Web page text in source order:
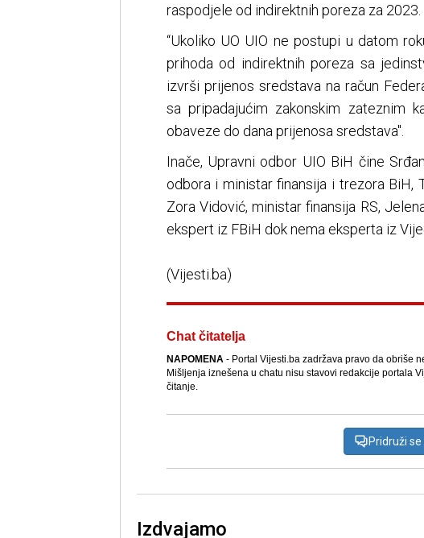
raspodjele od indirektnih poreza za 2023.
“Ukoliko UO UIO ne postupi u datom
prihoda od indirektnih poreza sa
izvrši prijenos sredstava na račun
sa pripadajućim zakonskim zateznim
obaveze do dana prijenosa sredstava".
Inače, Upravni odbor UIO BiH čine
odbora i ministar finansija i trezora BiH,
Zora Vidović, ministar finansija RS,
ekspert iz FBiH dok nema eksperta iz
(Vijesti.ba)
Chat čitatelja
NAPOMENA- Portal Vijesti.ba zadržava pravo da obriše
Mišljenja iznešena u chatu nisu stavovi redakcije portala
čitanje.
Pridruži
Izdvajamo